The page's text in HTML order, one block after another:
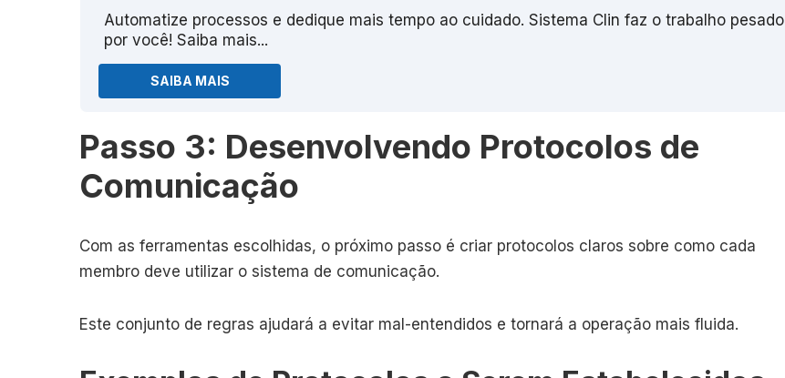
Automatize processos e dedique mais tempo ao cuidado. Sistema Clin faz o trabalho pesado
por você! Saiba mais...
SAIBA MAIS
Passo 3: Desenvolvendo Protocolos de
Comunicação
Com as ferramentas escolhidas, o próximo passo é criar protocolos claros sobre como cada
membro deve utilizar o sistema de comunicação.
Este conjunto de regras ajudará a evitar mal-entendidos e tornará a operação mais fluida.